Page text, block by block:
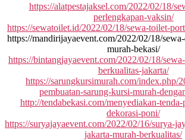
https://alatpestajaksel.com/2022/02/18/
perlengkapan-vaksin/
https://sewatoilet.id/2022/02/18/sewa-toilet-
https://mandirijayaevent.com/2022/02/18/
murah-bekasi/
https://bintangjayaevent.com/2022/02/18/
berkualitas-jakarta/
https://sarungkursimurah.com/index.php/
pembuatan-sarung-kursi-murah-
http://tendabekasi.com/menyediakan-
dekorasi-poni/
https://suryajayaevent.com/2022/02/16/surya-
jakarta-murah-berkualitas/